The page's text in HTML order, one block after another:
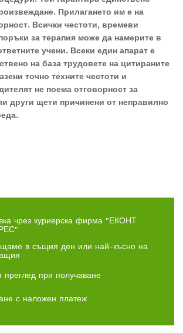
Прилагането им е на
Всички честоти, времеви
за терапия може да намерите в
учени. Всеки един апарат е
на база трудовете на цитираните
точно техните честоти и
не поема отговорност за
други щети причинени от неправилно
чрез куриерска фирма "ЕКОНТ
в същия ден или най-късно на
преглед при получаване
с наложен платеж